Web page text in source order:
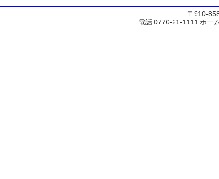
〒910-
電話:0776-21-1111 ホー